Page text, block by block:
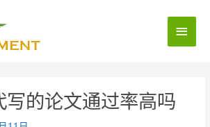
写的论文通过率高吗